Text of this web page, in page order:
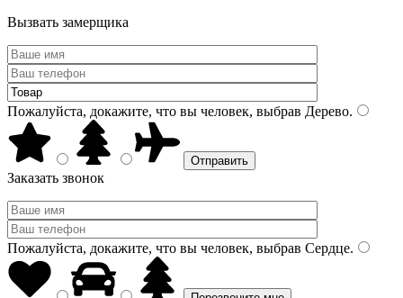
Вызвать замерщика
Пожалуйста, докажите, что вы человек, выбрав Дерево.
Заказать звонок
Пожалуйста, докажите, что вы человек, выбрав Сердце.